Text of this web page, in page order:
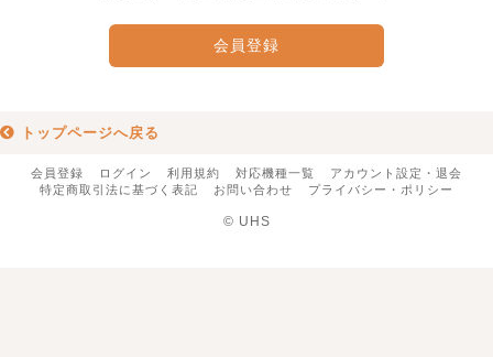
会員登録
トップページへ戻る
会員登録 ログイン 利用規約 対応機種一覧
アカウント設定・退会
特定商取引法に基づく表記
お問い合わせ プライバシー・ポリシー
© UHS